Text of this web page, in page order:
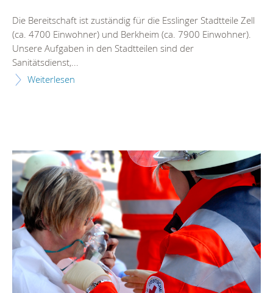
Die Bereitschaft ist zuständig für die Esslinger Stadtteile Zell
(ca. 4700 Einwohner) und Berkheim (ca. 7900 Einwohner).
Unsere Aufgaben in den Stadtteilen sind der
Sanitätsdienst,...
Weiterlesen